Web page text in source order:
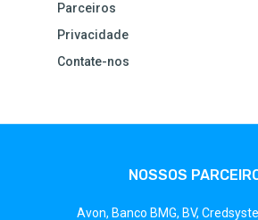
Parceiros
Privacidade
Contate-nos
NOSSOS
Avon, Banco BMG, BV,